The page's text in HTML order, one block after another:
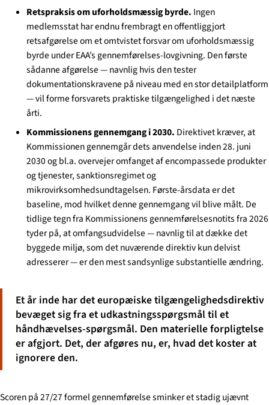
Retspraksis om uforholdsmæssig byrde. Ingen
medlemsstat har endnu frembragt en offentliggjort
retsafgørelse om et omtvistet forsvar om uforholdsmæssig
byrde under EAA’s gennemførelses-lovgivning. Den første
sådanne afgørelse — navnlig hvis den tester
dokumentationskravene på niveau med en stor detailplatform
— vil forme forsvarets praktiske tilgængelighed i det næste
årti.
Kommissionens gennemgang i 2030. Direktivet kræver, at
Kommissionen gennemgår dets anvendelse inden 28. juni
2030 og bl.a. overvejer omfanget af encompassede produkter
og tjenester, sanktionsregimet og
mikrovirksomhedsundtagelsen. Første-årsdata er det
baseline, mod hvilket denne gennemgang vil blive målt. De
tidlige tegn fra Kommissionens gennemførelsesnotits fra 2026
tyder på, at omfangsudvidelse — navnlig til at dække det
byggede miljø, som det nuværende direktiv kun delvist
adresserer — er den mest sandsynlige substantielle ændring.
Et år inde har det europæiske tilgængelighedsdirektiv
bevæget sig fra et udkastningsspørgsmål til et
håndhævelses-spørgsmål. Den materielle forpligtelse
er afgjort. Det, der afgøres nu, er, hvad det koster at
ignorere den.
Scoren på 27/27 formel gennemførelse sminker et stadig ujævnt